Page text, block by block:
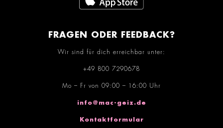
FRAGEN ODER FEEDBACK?
Wir sind für dich erreichbar unter:
+49 800 7290678
Mo – Fr von 09:00 – 16:00 Uhr
info@mac-geiz.de
Kontaktformular